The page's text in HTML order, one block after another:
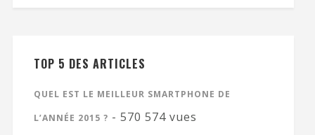
TOP 5 DES ARTICLES
QUEL EST LE MEILLEUR SMARTPHONE DE
L’ANNÉE 2015 ? - 570 574 vues